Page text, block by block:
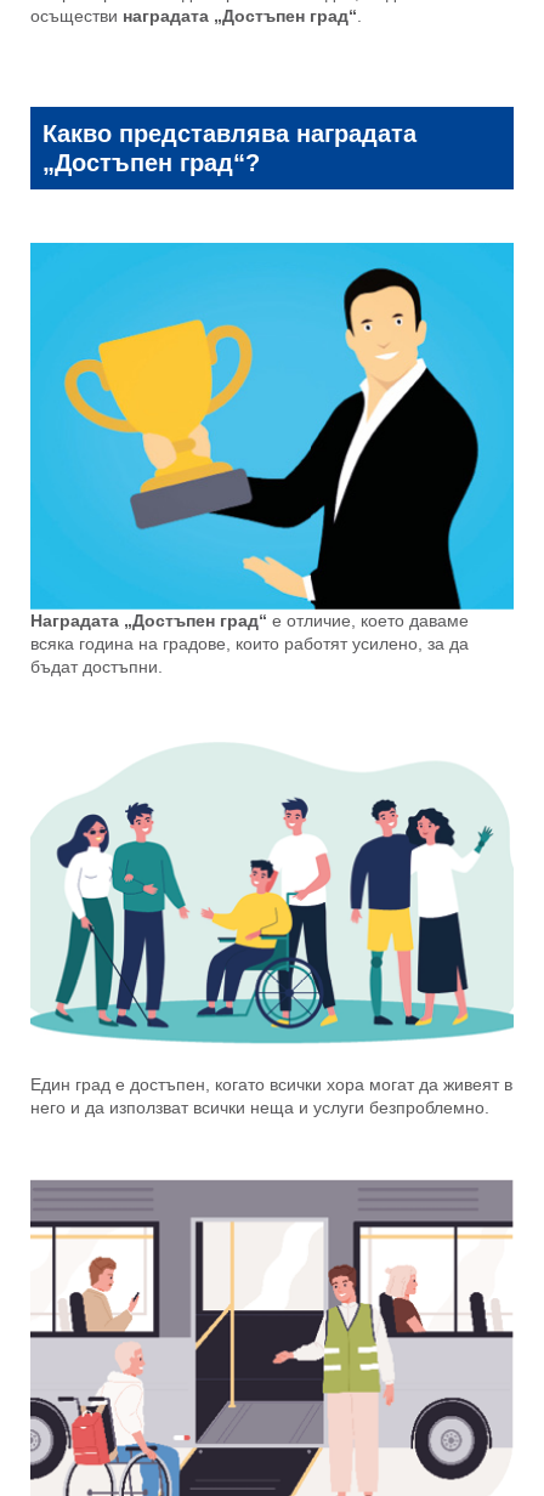
осъществи наградата „Достъпен град“
Какво представлява наградата
„Достъпен град“?
Наградата „Достъпен град“ е отличие, което даваме
всяка година на градове, които работят усилено, за да
бъдат достъпни.
Един град е достъпен, когато всички хора могат да живеят в
него и да използват всички неща и услуги безпроблемно.